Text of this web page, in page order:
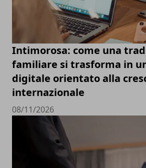
Intimorosa: come una
familiare si trasforma in
digitale orientato alla
internazionale
08/11/2026